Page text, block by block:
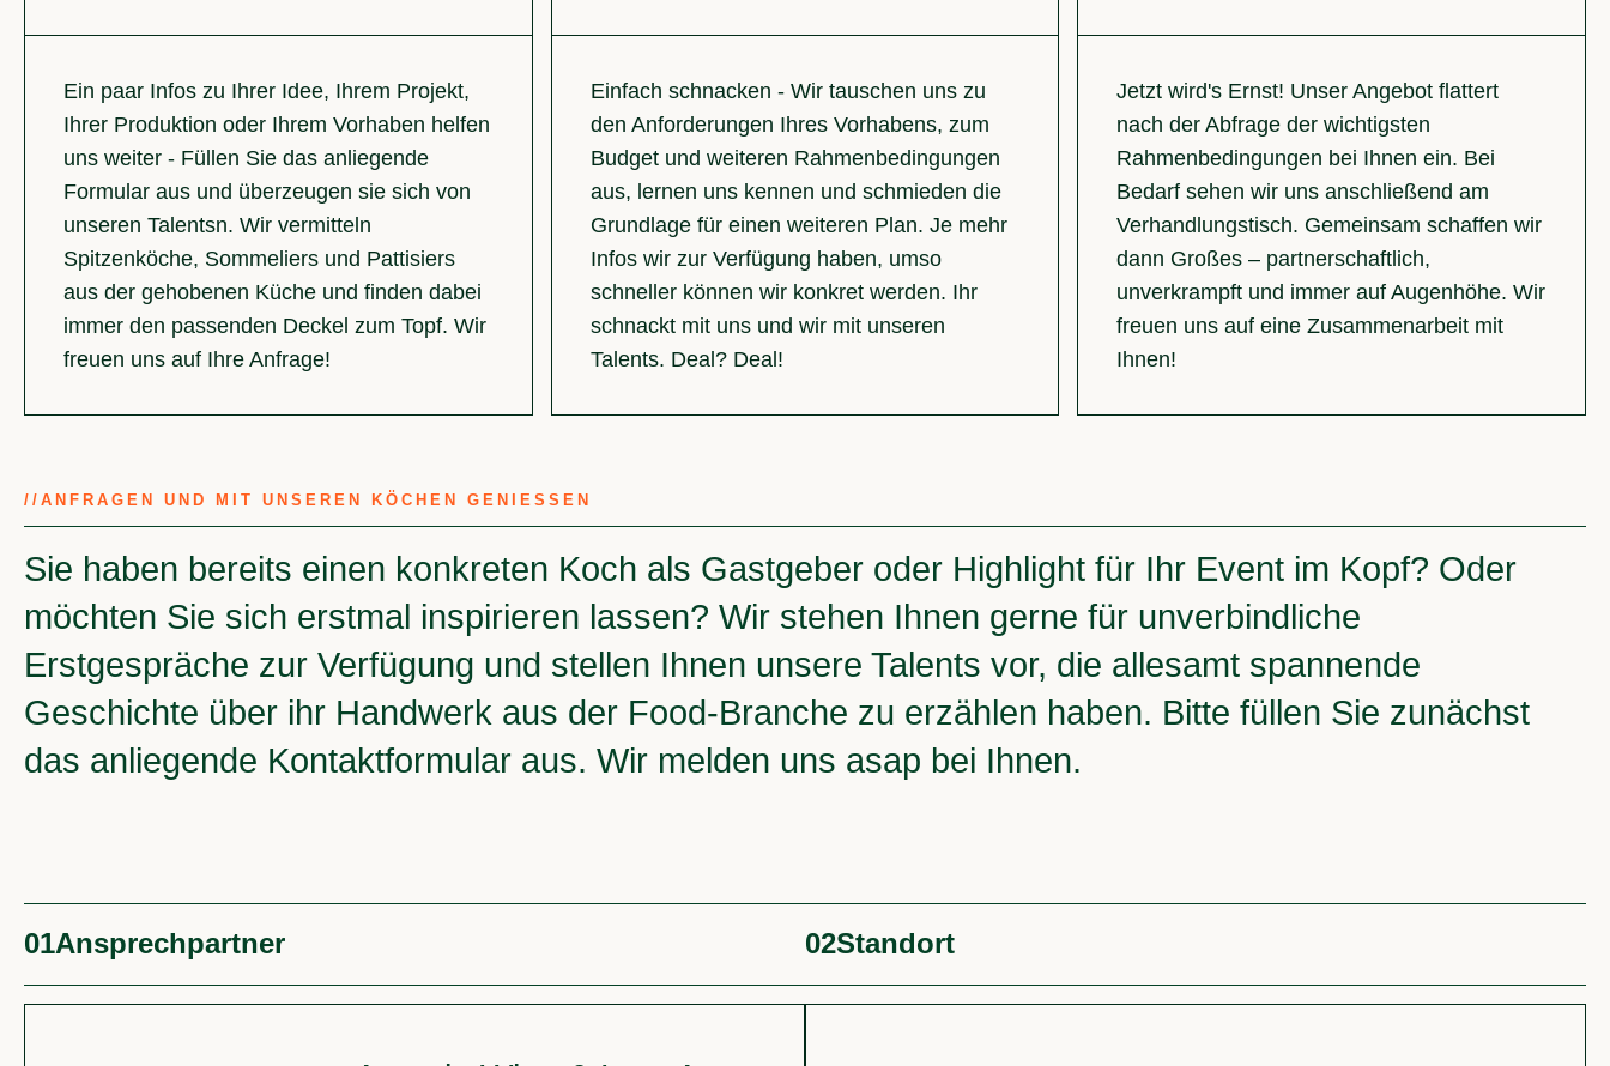
Ein paar Infos zu Ihrer Idee, Ihrem Projekt,
Ihrer Produktion oder Ihrem Vorhaben helfen
uns weiter - Füllen Sie das anliegende
Formular aus und überzeugen sie sich von
unseren Talentsn. Wir vermitteln
Spitzenköche, Sommeliers und Pattisiers
aus der gehobenen Küche und finden dabei
immer den passenden Deckel zum Topf. Wir
freuen uns auf Ihre Anfrage!
Einfach schnacken - Wir tauschen uns zu
den Anforderungen Ihres Vorhabens, zum
Budget und weiteren Rahmenbedingungen
aus, lernen uns kennen und schmieden die
Grundlage für einen weiteren Plan. Je mehr
Infos wir zur Verfügung haben, umso
schneller können wir konkret werden. Ihr
schnackt mit uns und wir mit unseren
Talents. Deal? Deal!
Jetzt wird's Ernst! Unser Angebot flattert
nach der Abfrage der wichtigsten
Rahmenbedingungen bei Ihnen ein. Bei
Bedarf sehen wir uns anschließend am
Verhandlungstisch. Gemeinsam schaffen wir
dann Großes – partnerschaftlich,
unverkrampft und immer auf Augenhöhe. Wir
freuen uns auf eine Zusammenarbeit mit
Ihnen!
// ANFRAGEN UND MIT UNSEREN KÖCHEN GENIESSEN
Sie haben bereits einen konkreten Koch als Gastgeber oder Highlight für Ihr Event im Kopf? Oder
möchten Sie sich erstmal inspirieren lassen? Wir stehen Ihnen gerne für un­ver­bindliche
Erstgespräche zur Verfügung und stellen Ihnen unsere Talents vor, die allesamt spannende
Geschichte über ihr Handwerk aus der Food-Branche zu erzählen haben. Bitte füllen Sie zunächst
das anliegende Kontaktformular aus. Wir melden uns asap bei Ihnen.
01Ansprechpartner 02Standort